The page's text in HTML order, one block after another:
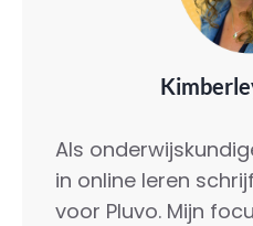
Als
in online leren
voor Pluvo. Mijn